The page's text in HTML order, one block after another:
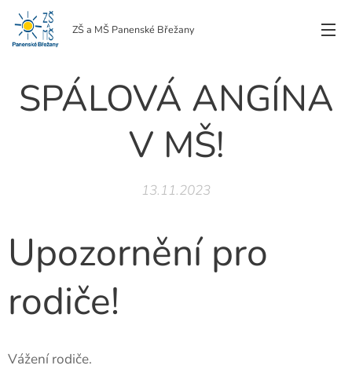
ZŠ a MŠ Panenské Břežany
SPÁLOVÁ ANGÍNA
V MŠ!
13.11.2023
Upozornění pro
rodiče!
Vážení rodiče.